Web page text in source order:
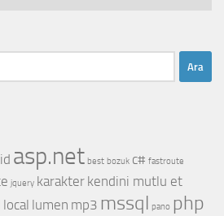
asp.net best bozuk c# fastroute
jquery karakter kendini mutlu et
local lumen mp3 mssql pano php